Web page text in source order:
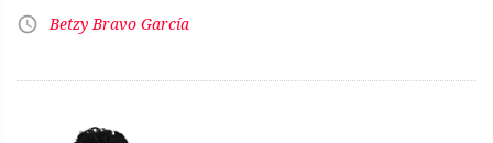
Betzy Bravo García